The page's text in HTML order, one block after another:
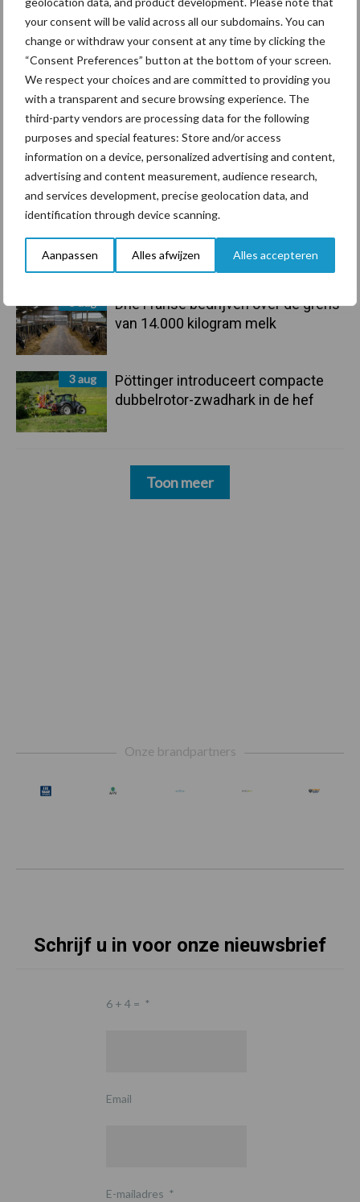
your consent will be valid across all our subdomains. You can
change or withdraw your consent at any time by clicking the
“Consent Preferences” button at the bottom of your screen.
We respect your choices and are committed to providing you
with a transparent and secure browsing experience. The
third-party vendors are processing data for the following
purposes and special features: Store and/or access
information on a device, personalized advertising and content,
advertising and content measurement, audience research,
and services development, precise geolocation data, and
identification through device scanning.
Aanpassen Alles afwijzen Alles accepteren
Primaire
Sidebar
Recent nieuws Partner nieuws
6 aug
ForFarmers ziet volume en
marktaandeel groeien in krimpende
Nederlandse markt
6 aug
Tien praktische tips voor een
langere levensduur
5 aug
“Vraag naar praktische
hygieneoplossingen is in Polen
groter dan ooit”
Drie Franse bedrijven over de grens
van 14.000 kilogram melk
3 aug
Pöttinger introduceert compacte
dubbelrotor-zwadhark in de hef
Toon meer
Onze brandpartners
Schrijf u in voor onze nieuwsbrief
6 + 4 = *
Email
E-mailadres *